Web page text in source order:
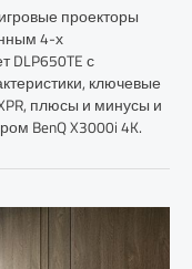
проекторы
4-х
DLP650TE с
ключевые
плюсы и минусы и
BenQ X3000i 4K.